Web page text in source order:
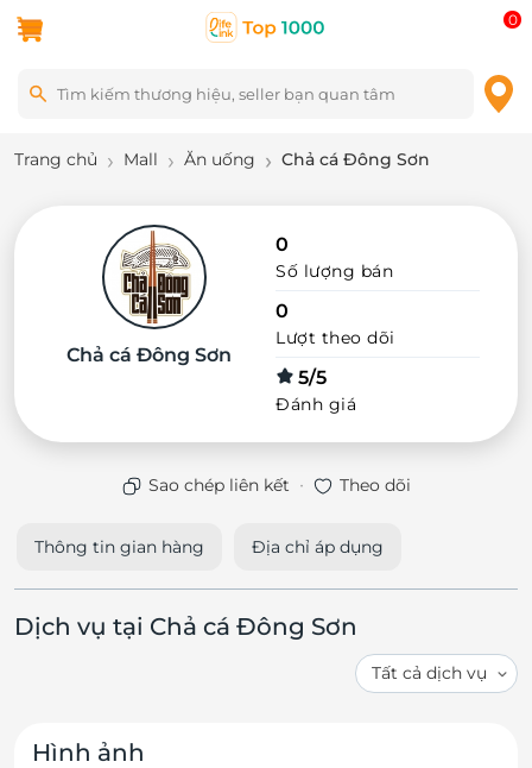
0
Trang chủ Mall Ăn uống Chả cá Đông Sơn
Chả cá Đông Sơn
0
Số lượng bán
0
Lượt theo dõi
5/5
Đánh giá
Sao chép liên kết · Theo dõi
Thông tin gian hàng Địa chỉ áp dụng
Dịch vụ tại Chả cá Đông Sơn
Hình ảnh